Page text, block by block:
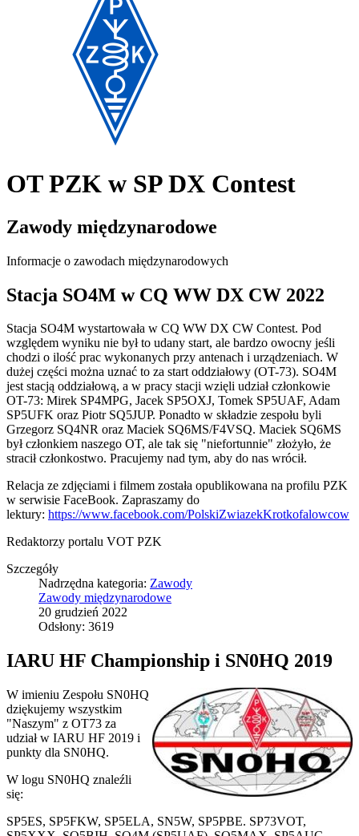
OT PZK w SP DX Contest
Zawody międzynarodowe
Informacje o zawodach międzynarodowych
Stacja SO4M w CQ WW DX CW 2022
Stacja SO4M wystartowała w CQ WW DX CW Contest. Pod
względem wyniku nie był to udany start, ale bardzo owocny jeśli
chodzi o ilość prac wykonanych przy antenach i urządzeniach. W
dużej części można uznać to za start oddziałowy (OT-73). SO4M
jest stacją oddziałową, a w pracy stacji wzięli udział członkowie
OT-73: Mirek SP4MPG, Jacek SP5OXJ, Tomek SP5UAF, Adam
SP5UFK oraz Piotr SQ5JUP. Ponadto w składzie zespołu byli
Grzegorz SQ4NR oraz Maciek SQ6MS/F4VSQ. Maciek SQ6MS
był członkiem naszego OT, ale tak się "niefortunnie" złożyło, że
stracił członkostwo. Pracujemy nad tym, aby do nas wrócił.
Relacja ze zdjęciami i filmem została opublikowana na profilu PZK
w serwisie FaceBook. Zapraszamy do
lektury: https://www.facebook.com/PolskiZwiazekKrotkofalowcow
Redaktorzy portalu VOT PZK
Szczegóły
Nadrzędna kategoria: Zawody
Zawody międzynarodowe
20 grudzień 2022
Odsłony: 3619
IARU HF Championship i SN0HQ 2019
W imieniu Zespołu SN0HQ
dziękujemy wszystkim
"Naszym" z OT73 za
udział w IARU HF 2019 i
punkty dla SN0HQ.
W logu SN0HQ znaleźli
się:
SP5ES, SP5FKW, SP5ELA, SN5W, SP5PBE. SP73VOT,